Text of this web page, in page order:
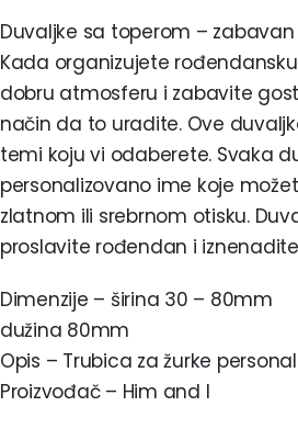
Duvaljke sa toperom –
Kada organizujete
dobru atmosferu i zabavite
način da to uradite. Ove
temi koju vi odaberete. Svaka
personalizovano ime koje
zlatnom ili srebrnom otisku.
proslavite rođendan i
Dimenzije – širina 30 – 80mm
dužina 80mm
Opis – Trubica za žurke
Proizvođač – Him and I